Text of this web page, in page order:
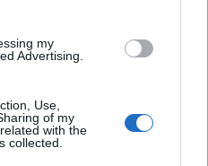
my
Advertising.
Use,
of my
with the
collected.
«προίκα» 2 δισ. ευρώ ανοίγει